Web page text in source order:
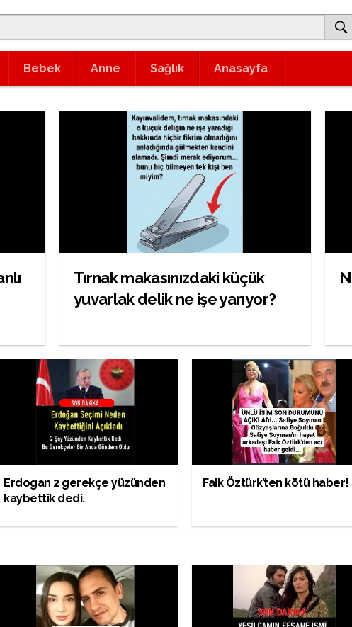
Bebek Anne Sağlık Anasayfa
Tırnak makasınızdaki küçük
yuvarlak delik ne işe yarıyor?
Erdogan 2 gerekçe yüzünden
kaybettik dedi.
Faik Öztürk’ten kötü haber!